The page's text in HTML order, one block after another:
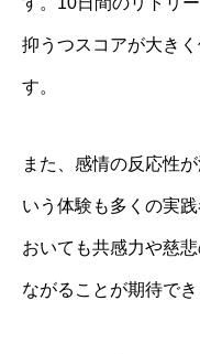
抑うつスコアが大き
す。
また、感情の反応性
いう体験も多くの実
おいても共感力や慈
ながることが期待でき